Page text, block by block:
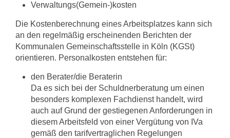
Verwaltungs(Gemein-)kosten
Die Kostenberechnung eines Arbeitsplatzes kann sich
an den regelmäßig erschei­nenden Berichten der
Kommunalen Gemeinschaftsstelle in Köln (KGSt)
orientie­ren. Personalkosten entstehen für:
den Berater/die Beraterin
Da es sich bei der Schuldnerberatung um einen
besonders komplexen Fachdienst handelt, wird
auch auf Grund der gestiegenen Anforderungen in
diesem Arbeits­feld von einer Vergütung von IVa
gemäß den tarifvertraglichen Regelungen